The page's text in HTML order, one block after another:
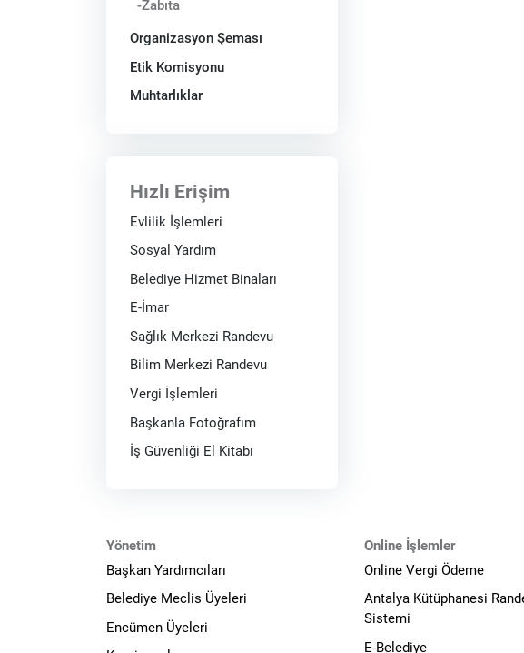
-Zabıta
Organizasyon Şeması
Etik Komisyonu
Muhtarlıklar
Hızlı Erişim
Evlilik İşlemleri
Sosyal Yardım
Belediye Hizmet Binaları
E-İmar
Sağlık Merkezi Randevu
Bilim Merkezi Randevu
Vergi İşlemleri
Başkanla Fotoğrafım
İş Güvenliği El Kitabı
Yönetim
Başkan Yardımcıları
Belediye Meclis Üyeleri
Encümen Üyeleri
Online İşlemler
Online Vergi Ödeme
Antalya Kütüphanesi
Sistemi
E-Belediye